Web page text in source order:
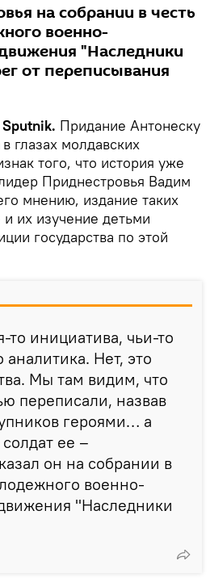
на собрании в честь
военно-
"Наследники
от переписывания
Придание Антонеску
глазах молдавских
того, что история уже
Приднестровья Вадим
мнению, издание таких
их изучение детьми
государства по этой
то инициатива, чьи-то
аналитика. Нет, это
Мы там видим, что
переписали, назвав
героями… а
ее –
он на собрании в
военно-
"Наследники